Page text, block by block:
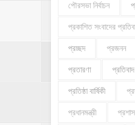
পৌরসভা নির্বাচন
প্রকাশিত সংবাদের
প্রচ্ছদ প্রজনন
প্রতারণা প্রতিবাদ
প্রতিষ্ঠা বার্ষিকী
প্রধানমন্ত্রী